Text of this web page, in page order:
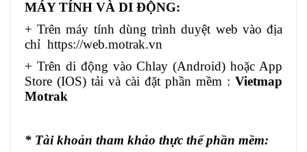
MÁY TÍNH VÀ DI ĐỘNG:
+ Trên máy tính dùng trình duyệt web vào địa
chỉ https://web.motrak.vn
+ Trên di động vào Chlay (Android) hoặc App
Store (IOS) tải và cài đặt phần mềm : Vietmap
Motrak
* Tài khoản tham khảo thực thế phần mềm: